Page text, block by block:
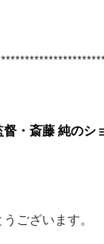
・斎藤 純のシ
ございます。